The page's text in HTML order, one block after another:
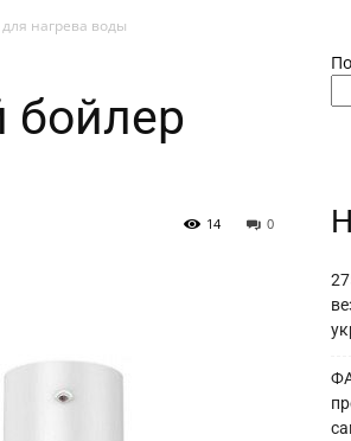
нагрева воды
бойлер
0
14